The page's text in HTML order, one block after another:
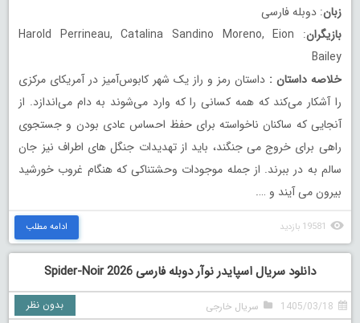
زبان: دوبله فارسی
بازیگران
: Harold Perrineau, Catalina Sandino Moreno, Eion
Bailey
خلاصه داستان : داستان رمز و راز یک شهر کابوس‌آمیز در آمریکای مرکزی
را آشکار می‌کند که همه کسانی را که وارد می‌شوند به دام می‌اندازد. از
آنجایی که ساکنان ناخواسته برای حفظ احساس عادی بودن و جستجوی
راهی برای خروج می جنگند، باید از تهدیدات جنگل های اطراف نیز جان
سالم به در ببرند. از جمله موجودات وحشتناکی که هنگام غروب خورشید
بیرون می آیند و ….
19581 بازدید ادامه مطلب
دانلود سریال اسپایدر نوآر دوبله فارسی Spider-Noir 2026
1405/03/18 سریال خارجی بدون نظر